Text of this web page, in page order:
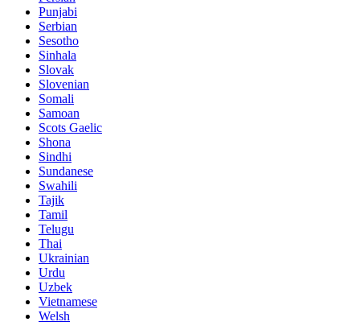
Punjabi
Serbian
Sesotho
Sinhala
Slovak
Slovenian
Somali
Samoan
Scots Gaelic
Shona
Sindhi
Sundanese
Swahili
Tajik
Tamil
Telugu
Thai
Ukrainian
Urdu
Uzbek
Vietnamese
Welsh